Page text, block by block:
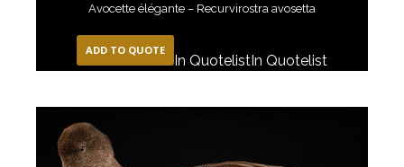
Avocette élégante – Recurvirostra avosetta
ADD TO QUOTE
In Quotelist In Quotelist